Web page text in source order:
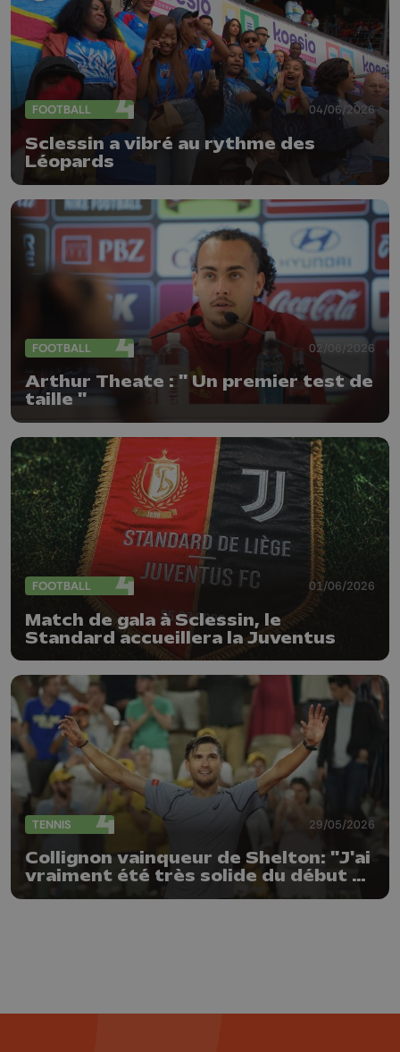
FOOTBALL 04/06/2026
Sclessin a vibré au rythme des
Léopards
FOOTBALL 02/06/2026
Arthur Theate : " Un premier test de
taille "
FOOTBALL 01/06/2026
Match de gala à Sclessin, le
Standard accueillera la Juventus
TENNIS 29/05/2026
Collignon vainqueur de Shelton: "J'ai
vraiment été très solide du début à